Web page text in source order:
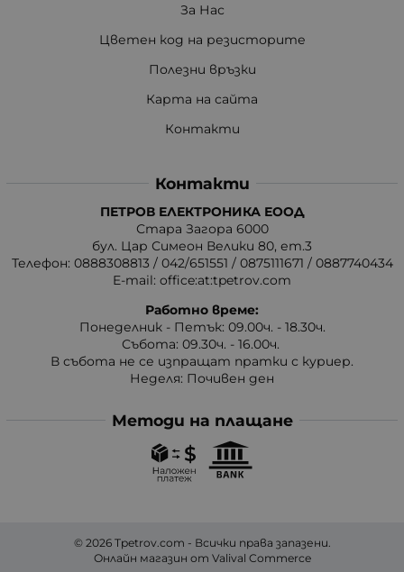
За Нас
Цветен код на резисторите
Полезни връзки
Карта на сайта
Контакти
Контакти
ПЕТРОВ ЕЛЕКТРОНИКА ЕООД
Стара Загора 6000
бул. Цар Симеон Велики 80, ет.3
Телефон: 0888308813 / 042/651551 / 0875111671 / 0887740434
E-mail: office:at:tpetrov.com
Работно време:
Понеделник - Петък: 09.00ч. - 18.30ч.
Събота: 09.30ч. - 16.00ч.
В събота не се изпращат пратки с куриер.
Неделя: Почивен ден
Методи на плащане
© 2026 Tpetrov.com - Всички права запазени.
Онлайн магазин от Valival Commerce